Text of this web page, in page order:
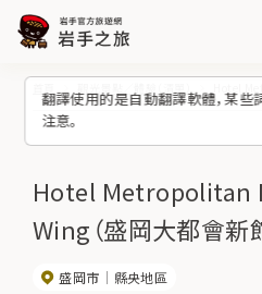
翻譯使用的是自動翻譯軟體，某些
注意。
觀光景點／體驗（清單）
Hotel Metropolitan
Wing（盛岡大都會新
盛岡市 縣央地區